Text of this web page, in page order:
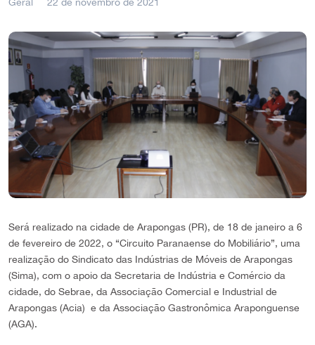
Será realizado na cidade de Arapongas (PR), de 18 de janeiro a 6
de fevereiro de 2022, o “Circuito Paranaense do Mobiliário”, uma
realização do Sindicato das Indústrias de Móveis de Arapongas
(Sima), com o apoio da Secretaria de Indústria e Comércio da
cidade, do Sebrae, da Associação Comercial e Industrial de
Arapongas (Acia) e da Associação Gastronômica Araponguense
(AGA).